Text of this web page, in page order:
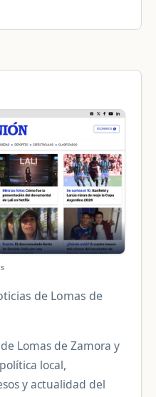
de Lomas de
Lomas de Zamora y
local,
y actualidad del